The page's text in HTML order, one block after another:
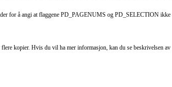
for å angi at flaggene PD_PAGENUMS og PD_SELECTION ikke
flere kopier. Hvis du vil ha mer informasjon, kan du se